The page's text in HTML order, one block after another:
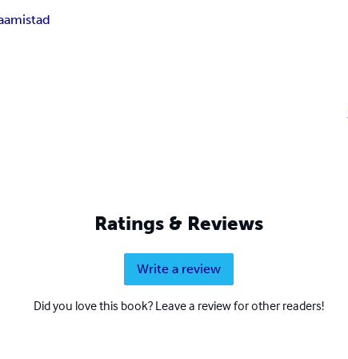
amistad
Ratings & Reviews
Write a review
Did you love this book? Leave a review for other readers!